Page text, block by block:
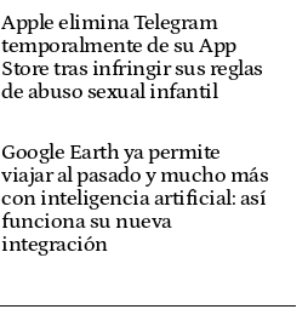
Apple elimina Telegram
temporalmente de su App
Store tras infringir sus reglas
de abuso sexual infantil
Google Earth ya permite
viajar al pasado y mucho más
con inteligencia artificial: así
funciona su nueva
integración